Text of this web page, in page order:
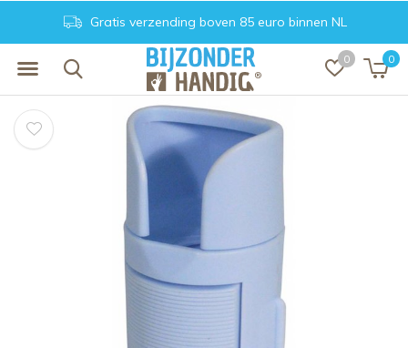
0 0
Gratis verzending boven 85 euro binnen NL